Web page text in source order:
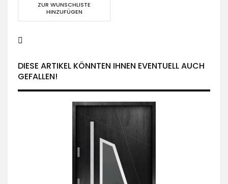
ZUR WUNSCHLISTE
HINZUFÜGEN
DIESE ARTIKEL KÖNNTEN IHNEN EVENTUELL AUCH
GEFALLEN!